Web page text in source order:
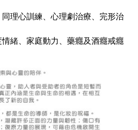
理心訓練、心理劇治療、完形治
緒、家庭動力、藥癮及酒癮戒癮